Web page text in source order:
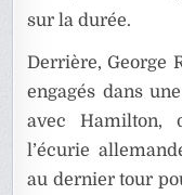
sur la durée.
Derrière, George
engagés dans
avec Hamilton,
l’écurie
au dernier tour